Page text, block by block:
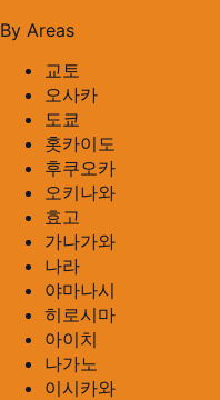
By Areas
교토
오사카
도쿄
홋카이도
후쿠오카
오키나와
효고
가나가와
나라
야마나시
히로시마
아이치
나가노
이시카와